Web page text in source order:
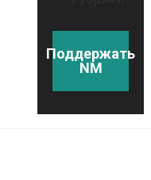
Поддержать
NM